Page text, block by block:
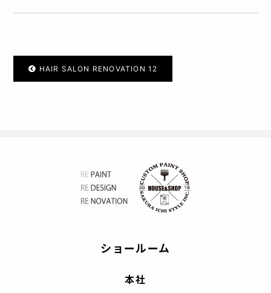
HAIR SALON RENOVATION 12
ショールーム
本社